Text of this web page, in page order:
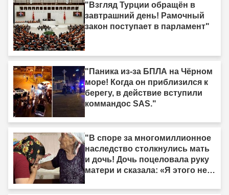
"Взгляд Турции обращён в
завтрашний день! Рамочный
закон поступает в парламент"
"Паника из-за БПЛА на Чёрном
море! Когда он приблизился к
берегу, в действие вступили
коммандос SAS."
"В споре за многомиллионное
наследство столкнулись мать
и дочь! Дочь поцеловала руку
матери и сказала: «Я этого не